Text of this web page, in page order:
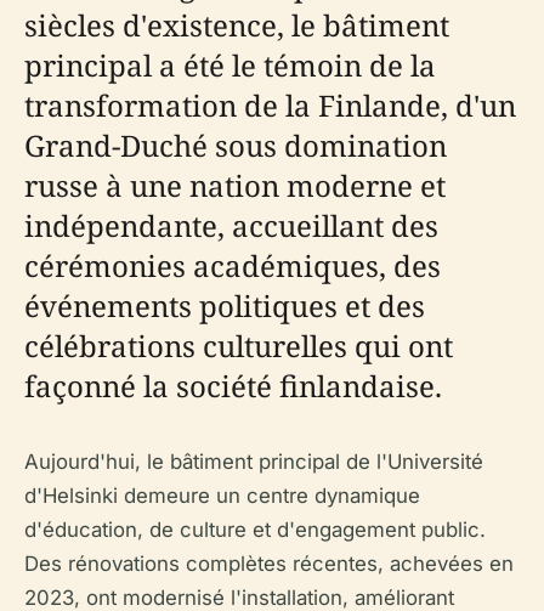
siècles d'existence, le bâtiment
principal a été le témoin de la
transformation de la Finlande, d'un
Grand-Duché sous domination
russe à une nation moderne et
indépendante, accueillant des
cérémonies académiques, des
événements politiques et des
célébrations culturelles qui ont
façonné la société finlandaise.
Aujourd'hui, le bâtiment principal de l'Université
d'Helsinki demeure un centre dynamique
d'éducation, de culture et d'engagement public.
Des rénovations complètes récentes, achevées en
2023, ont modernisé l'installation, améliorant